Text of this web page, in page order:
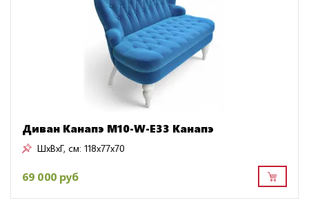
Диван Канапэ M10-W-E33 Канапэ
ШxВxГ, см: 118x77x70
69 000 руб